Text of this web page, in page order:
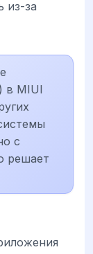
из-за
в MIUI
с
решает